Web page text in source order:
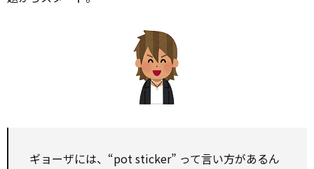
ギョーザには、“pot sticker” って言い方があるん